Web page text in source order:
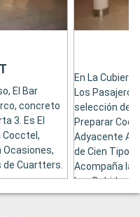
El Bar
concreto
3. Es El
Cocctel,
Ocasiones,
de Cuartters.
En La
Los
selección de
Preparar
Adyacente Al
de Cien Tipos
Acompaña la
Las Bebidas
Cómodamet